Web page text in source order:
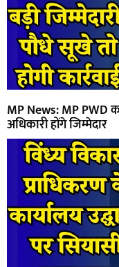
MP News: MP PWD
अधिकारी होंगे जिम्मेदार